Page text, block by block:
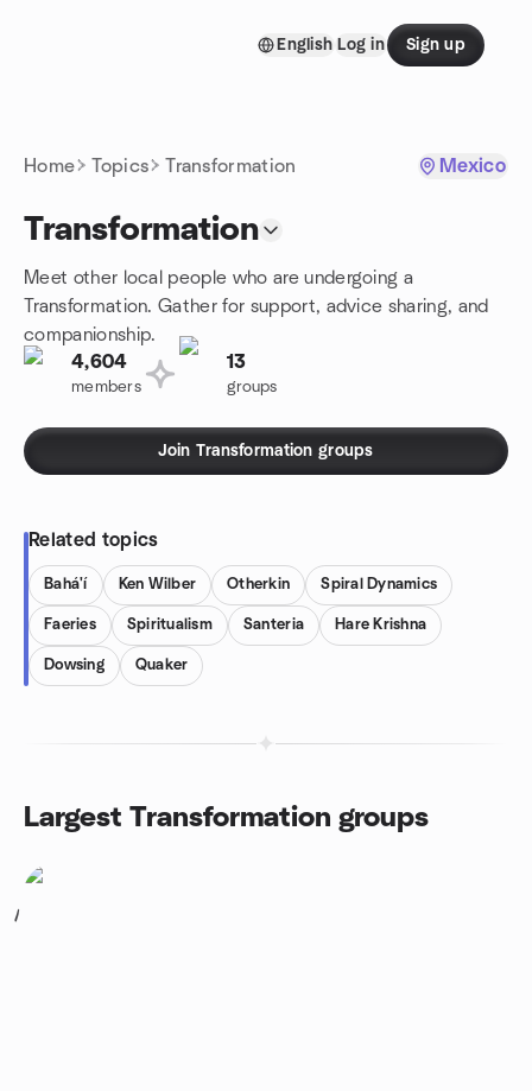
English Log in Sign up
Home Topics Transformation Mexico
Transformation
Meet other local people who are undergoing a
Transformation. Gather for support, advice sharing, and
companionship.
4,604
members
13
groups
Join Transformation groups
Related topics
Bahá'í Ken Wilber Otherkin Spiral Dynamics
Faeries Spiritualism Santeria Hare Krishna
Dowsing Quaker
Largest Transformation groups
1